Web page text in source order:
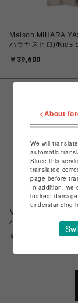
Maison MIHARA
ハラヤスヒロ)/Kids
￥39,600
Maison MIHARA
ハラヤスヒロ)/Kids
Printed T-shirt/
￥26,400
<About
We will
automatic
Since this
translated
page before
In addition, we
indirect
understanding